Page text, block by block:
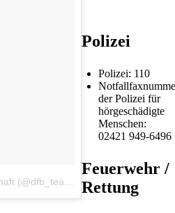
on Jun 19, 2018 at
Polizei
Polizei: 110
der Polizei für
hörgeschädigte
Menschen:
02421 949-6496
Feuerwehr /
Rettung